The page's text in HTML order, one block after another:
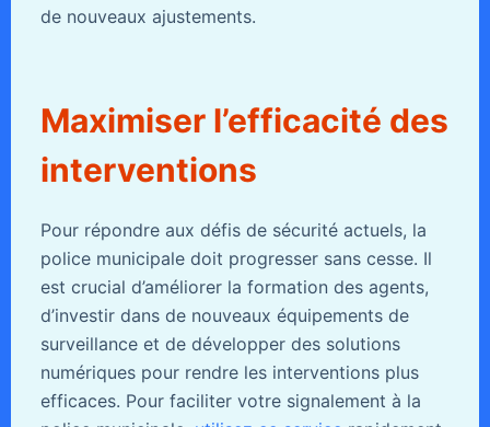
de nouveaux ajustements.
Maximiser l’efficacité des
interventions
Pour répondre aux défis de sécurité actuels, la
police municipale doit progresser sans cesse. Il
est crucial d’améliorer la formation des agents,
d’investir dans de nouveaux équipements de
surveillance et de développer des solutions
numériques pour rendre les interventions plus
efficaces. Pour faciliter votre signalement à la